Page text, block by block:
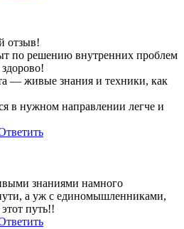
отзыв!
по решению внутренних проблем
— живые знания и техники, как
в нужном направлении легче и
знаниями намного
а уж с единомышленниками,
путь!!